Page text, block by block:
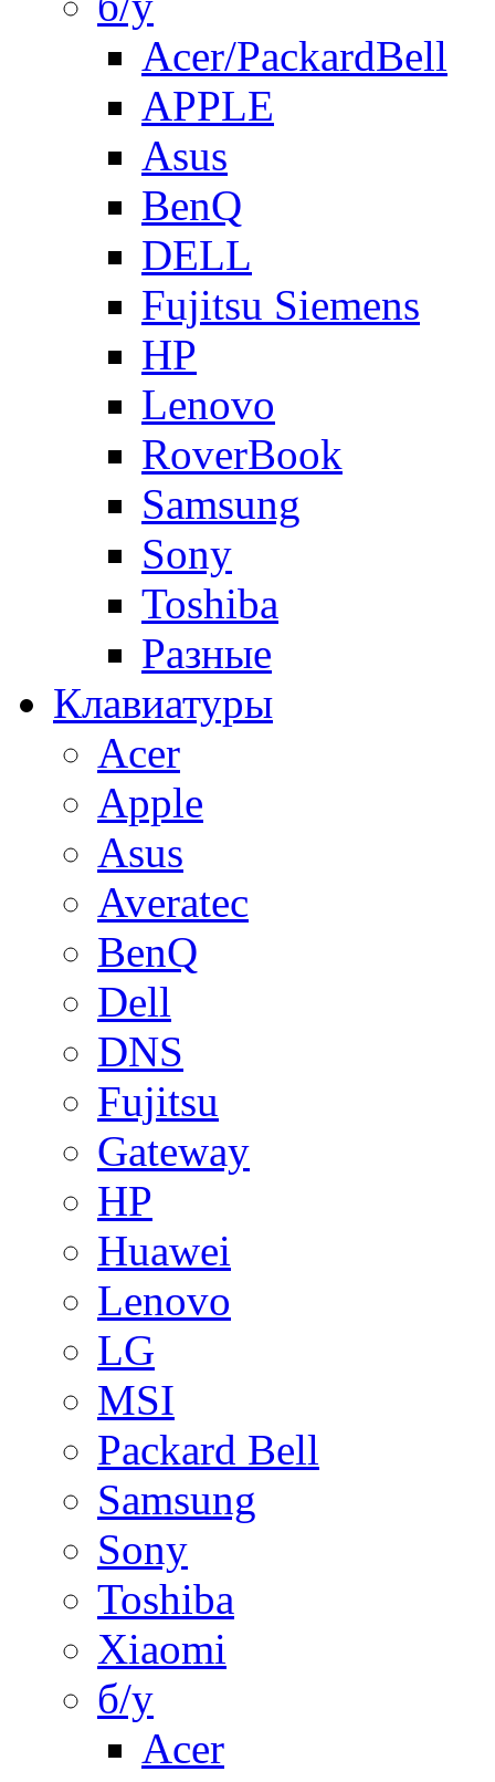
Acer/PackardBell
APPLE
Asus
BenQ
DELL
Fujitsu Siemens
HP
Lenovo
RoverBook
Samsung
Sony
Toshiba
Разные
Клавиатуры
Acer
Apple
Asus
Averatec
BenQ
Dell
DNS
Fujitsu
Gateway
HP
Huawei
Lenovo
LG
MSI
Packard Bell
Samsung
Sony
Toshiba
Xiaomi
б/у
Acer